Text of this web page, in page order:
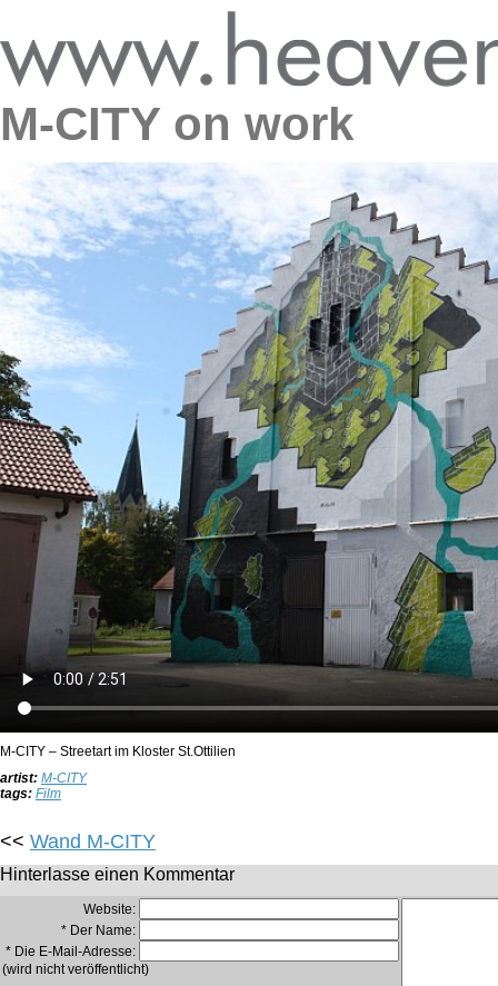
M-CITY on work
M-CITY – Streetart im Kloster St.Ottilien
artist: M-CITY
tags: Film
<< Wand M-CITY
Hinterlasse einen Kommentar
Website:
* Der Name:
* Die E-Mail-Adresse:
(wird nicht veröffentlicht)